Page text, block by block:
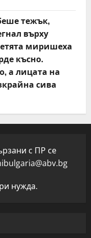
тежък,
върху
миришеха
късно.
а лицата на
сива
с ПР се
нужда.